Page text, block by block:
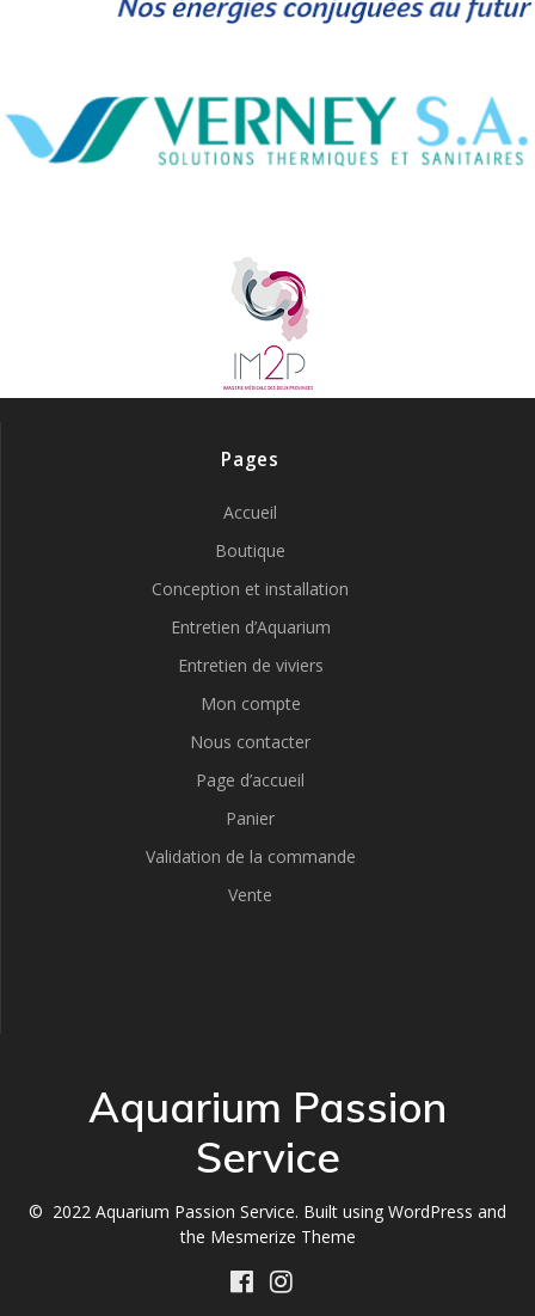
Pages
Accueil
Boutique
Conception et installation
Entretien d’Aquarium
Entretien de viviers
Mon compte
Nous contacter
Page d’accueil
Panier
Validation de la commande
Vente
Aquarium Passion
Service
© 2022 Aquarium Passion Service. Built using WordPress and
the Mesmerize Theme